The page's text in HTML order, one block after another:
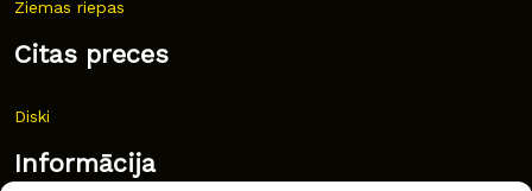
Ziemas riepas
Citas preces
Diski
Informācija